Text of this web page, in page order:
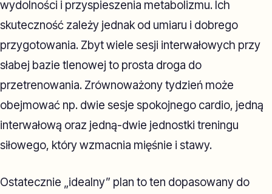
wydolności i przyspieszenia metabolizmu. Ich
skuteczność zależy jednak od umiaru i dobrego
przygotowania. Zbyt wiele sesji interwałowych przy
słabej bazie tlenowej to prosta droga do
przetrenowania. Zrównoważony tydzień może
obejmować np. dwie sesje spokojnego cardio, jedną
interwałową oraz jedną-dwie jednostki treningu
siłowego, który wzmacnia mięśnie i stawy.
Ostatecznie „idealny” plan to ten dopasowany do